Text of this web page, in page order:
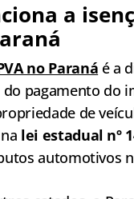
a
no Paraná é a
pagamento do
de
lei estadual nº
automotivos